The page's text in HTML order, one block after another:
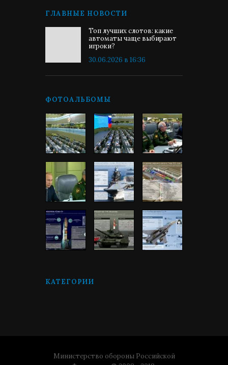
ГЛАВНЫЕ НОВОСТИ
Топ лучших слотов: какие
автоматы чаще выбирают
игроки?
30.06.2026 в 16:36
ФОТОАЛЬБОМЫ
КАТЕГОРИИ
Министерство обороны Российской